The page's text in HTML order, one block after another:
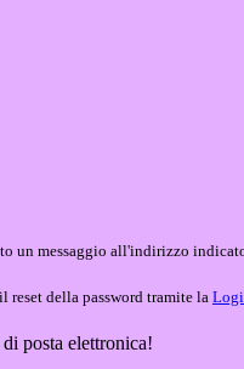
un messaggio all'indirizzo
reset della password tramite la
posta elettronica!